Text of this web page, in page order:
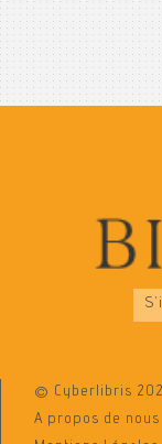
© Cyberlibris
A propos de nous